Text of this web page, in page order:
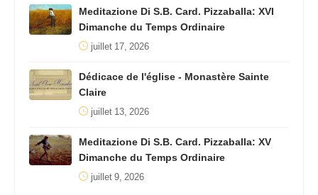
Meditazione Di S.B. Card. Pizzaballa: XVI
Dimanche du Temps Ordinaire
juillet 17, 2026
Dédicace de l'église - Monastère Sainte
Claire
juillet 13, 2026
Meditazione Di S.B. Card. Pizzaballa: XV
Dimanche du Temps Ordinaire
juillet 9, 2026